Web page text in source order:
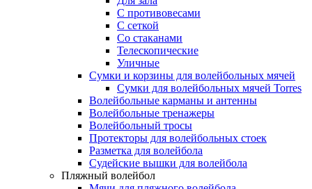
С противовесами
С сеткой
Со стаканами
Телескопические
Уличные
Сумки и корзины для волейбольных мячей
Сумки для волейбольных мячей Torres
Волейбольные карманы и антенны
Волейбольные тренажеры
Волейбольный тросы
Протекторы для волейбольных стоек
Разметка для волейбола
Судейские вышки для волейбола
Пляжный волейбол